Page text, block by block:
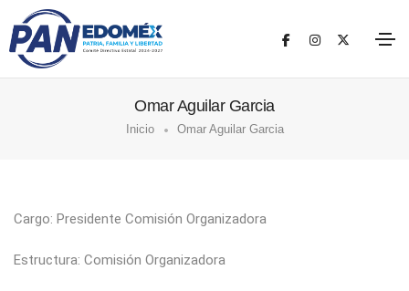
Omar Aguilar Garcia
Inicio Omar Aguilar Garcia
Cargo: Presidente Comisión Organizadora
Estructura: Comisión Organizadora